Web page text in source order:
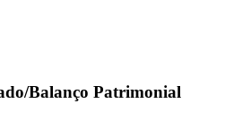
Balanço Patrimonial